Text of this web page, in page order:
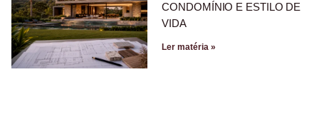
CONDOMÍNIO E ESTILO DE
VIDA
Ler matéria »